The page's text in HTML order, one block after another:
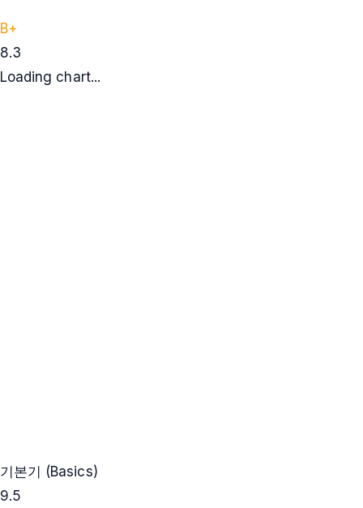
B+
8.3
Loading chart...
기본기 (Basics)
9.5